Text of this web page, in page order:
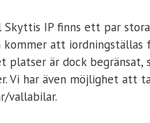
IP finns ett par stora
kommer att iordningställas
platser är dock begränsat,
Vi har även möjlighet att
vallabilar.